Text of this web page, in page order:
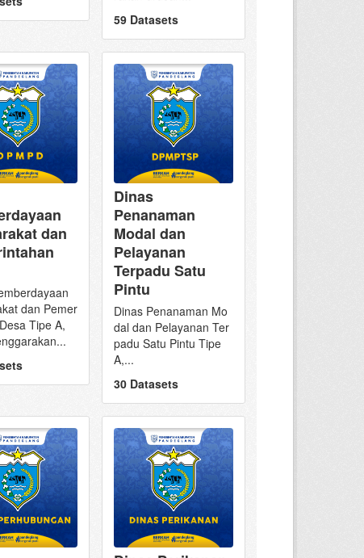
59 Datasets
dan
dan Pemer
Tipe A,
Dinas
Penanaman
Modal dan
Pelayanan
Terpadu Satu
Pintu
Dinas Penanaman Mo
dal dan Pelayanan Ter
padu Satu Pintu Tipe
A,...
30 Datasets